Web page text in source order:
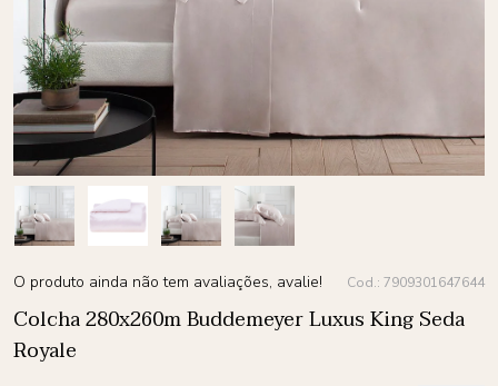
O produto ainda não tem avaliações, avalie! Cod.: 7909301647644
Colcha 280x260m Buddemeyer Luxus King Seda
Royale